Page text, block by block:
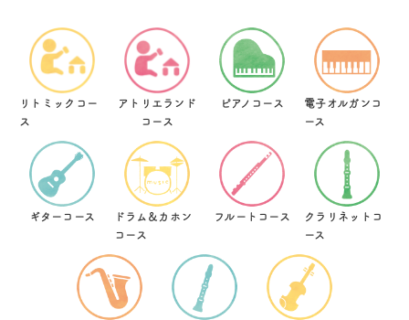
リトミックコー
ス
アトリエランド
コース
ピアノコース
電子オルガンコ
ース
ギターコース
ドラム＆カホン
コース
フルートコース
クラリネットコ
ース